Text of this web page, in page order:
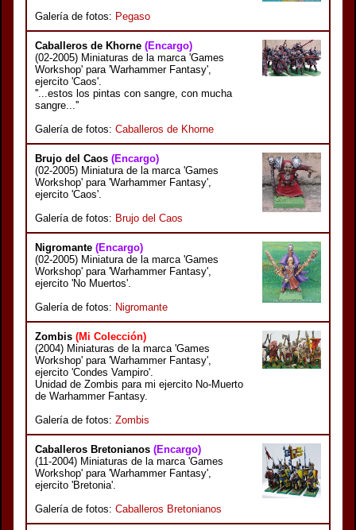
Galería de fotos: Pegaso
Caballeros de Khorne (Encargo)
(02-2005) Miniaturas de la marca 'Games
Workshop' para 'Warhammer Fantasy',
ejercito 'Caos'.
''...estos los pintas con sangre, con mucha
sangre...''
Galería de fotos: Caballeros de Khorne
Brujo del Caos (Encargo)
(02-2005) Miniatura de la marca 'Games
Workshop' para 'Warhammer Fantasy',
ejercito 'Caos'.
Galería de fotos: Brujo del Caos
Nigromante (Encargo)
(02-2005) Miniatura de la marca 'Games
Workshop' para 'Warhammer Fantasy',
ejercito 'No Muertos'.
Galería de fotos: Nigromante
Zombis (Mi Colección)
(2004) Miniaturas de la marca 'Games
Workshop' para 'Warhammer Fantasy',
ejercito 'Condes Vampiro'.
Unidad de Zombis para mi ejercito No-Muerto
de Warhammer Fantasy.
Galería de fotos: Zombis
Caballeros Bretonianos (Encargo)
(11-2004) Miniaturas de la marca 'Games
Workshop' para 'Warhammer Fantasy',
ejercito 'Bretonia'.
Galería de fotos: Caballeros Bretonianos